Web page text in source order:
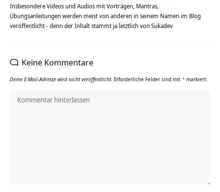
Insbesondere Videos und Audios mit Vorträgen, Mantras,
Übungsanleitungen werden meist von anderen in seinem Namen im Blog
veröffentlicht - denn der Inhalt stammt ja letztlich von Sukadev
Keine Kommentare
Deine E-Mail-Adresse wird nicht veröffentlicht. Erforderliche Felder sind mit * markiert.